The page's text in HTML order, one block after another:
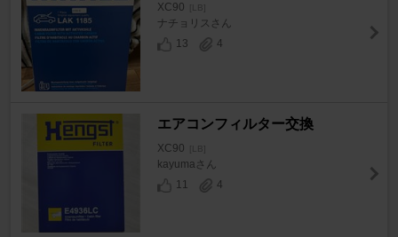
XC90 [LB]
ナチョリスさん
13
4
エアコンフィルター交換
XC90 [LB]
kayumaさん
11
4